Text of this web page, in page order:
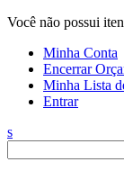
Você não possui
Minha Conta
Encerrar
Minha Lista
Entrar
s